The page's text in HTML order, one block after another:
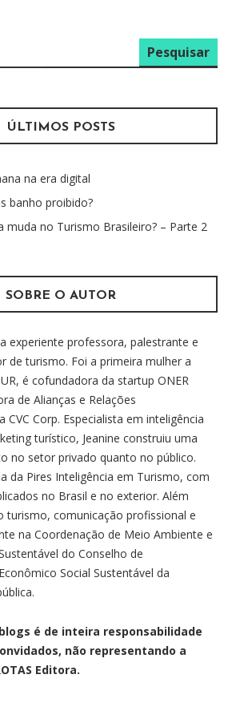
ÚLTIMOS POSTS
na era digital
banho proibido?
muda no Turismo Brasileiro? – Parte 2
SOBRE O AUTOR
experiente professora, palestrante e
de turismo. Foi a primeira mulher a
é cofundadora da startup ONER
de Alianças e Relações
CVC Corp. Especialista em inteligência
turístico, Jeanine construiu uma
no setor privado quanto no público.
da Pires Inteligência em Turismo, com
no Brasil e no exterior. Além
turismo, comunicação profissional e
na Coordenação de Meio Ambiente e
do Conselho de
Social Sustentável da
é de inteira responsabilidade
não representando a
Editora.